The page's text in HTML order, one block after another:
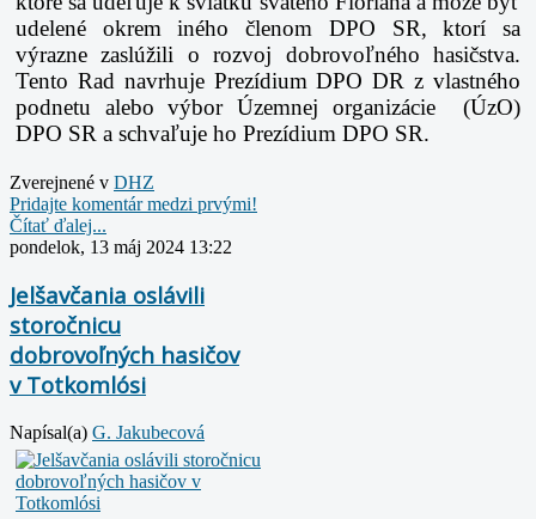
udelené okrem iného členom DPO SR, ktorí sa
výrazne zaslúžili o rozvoj dobrovoľného hasičstva.
Tento Rad navrhuje Prezídium DPO DR z vlastného
podnetu alebo výbor Územnej organizácie (ÚzO)
DPO SR a schvaľuje ho Prezídium DPO SR.
Zverejnené v DHZ
Pridajte komentár medzi prvými!
Čítať ďalej...
pondelok, 13 máj 2024 13:22
Jelšavčania oslávili
storočnicu
dobrovoľných hasičov
v Totkomlósi
Napísal(a) G. Jakubecová